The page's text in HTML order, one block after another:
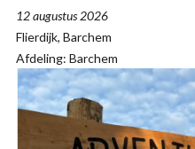
12 augustus 2026
Flierdijk, Barchem
Afdeling: Barchem